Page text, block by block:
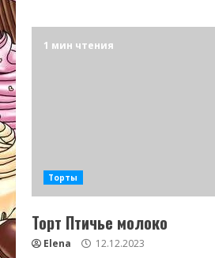
1 мин чтения
Торты
Торт Птичье молоко
Elena 12.12.2023